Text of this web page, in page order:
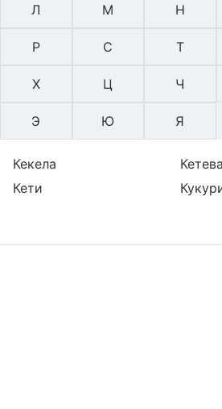
Л М Н
Р С Т
Х Ц Ч
Э Ю Я
Кекела
Кети